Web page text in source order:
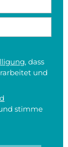
, dass
und
stimme